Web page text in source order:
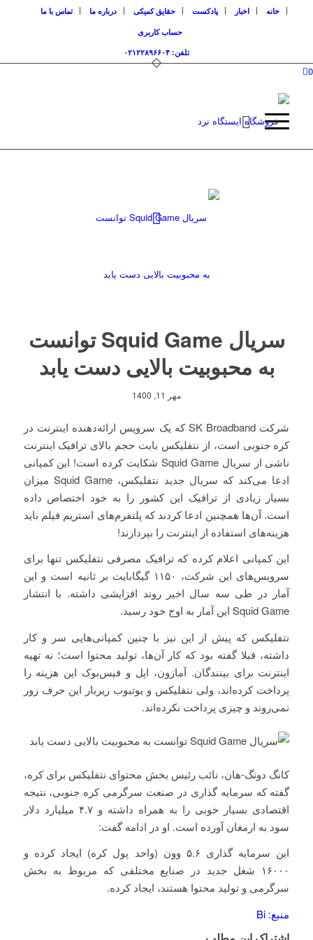
خانه اخبار پادکست حقایق کمیکی درباره ما
تماس با ما
حساب کاربری
تلفن: ۰۲۱۲۲۸۹۶۶۰۴
0
سریال Squid Game توانست
به محبوبیت بالایی دست یابد
مهر 11, 1400
شرکت SK Broadband که یک سرویس ارائه‌دهنده اینترنت در
کره جنوبی است، از نتفلیکس بابت حجم بالای ترافیک اینترنت
ناشی از سریال Squid Game شکایت کرده است! این کمپانی
ادعا می‌کند که سریال جدید نتفلیکس، Squid Game میزان
بسیار زیادی از ترافیک این کشور را به خود اختصاص داده
است. آن‌ها همچنین ادعا کردند که پلتفرم‌های استریم فیلم باید
هزینه‌های استفاده از اینترنت را بپردازند!
این کمپانی اعلام کرده که ترافیک مصرفی نتفلیکس تنها برای
سرویس‌های این شرکت، ۱۱۵۰ گیگابایت بر ثانیه است و این
آمار در طی سه سال اخیر روند افزایشی داشته. با انتشار
Squid Game این آمار به اوج خود رسید.
نتفلیکس که پیش از این نیز با چنین کمپانی‌هایی سر و کار
داشته، قبلا گفته بود که کار آن‌ها، تولید محتوا است؛ نه تهیه
اینترنت برای بینندگان. آمازون، اپل و فیس‌بوک این هزینه را
پرداخت کرده‌اند، ولی نتفلیکس و یوتیوب زیربار این حرف زور
نمی‌روند و چیزی پرداخت نکرده‌اند.
کانگ دونگ-هان، نائب رئیس بخش محتوای نتفلیکس برای کره،
گفته که سرمایه گذاری در صنعت سرگرمی کره جنوبی، نتیجه
اقتصادی بسیار خوبی را به همراه داشته و ۴.۷ میلیارد دلار
سود به ارمغان آورده است. او در ادامه گفت:
این سرمایه گذاری ۵.۶ وون (واحد پول کره) ایجاد کرده و
۱۶۰۰۰ شغل جدید در صنایع مختلفی که مربوط به بخش
سرگرمی و تولید محتوا هستند، ایجاد کرده.
منبع: Bi